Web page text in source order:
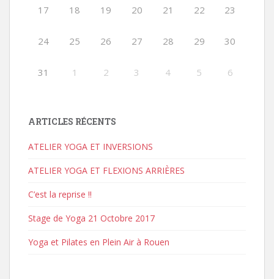
17 18 19 20 21 22 23
24 25 26 27 28 29 30
31 1 2 3 4 5 6
ARTICLES RÉCENTS
ATELIER YOGA ET INVERSIONS
ATELIER YOGA ET FLEXIONS ARRIÈRES
C’est la reprise !!
Stage de Yoga 21 Octobre 2017
Yoga et Pilates en Plein Air à Rouen